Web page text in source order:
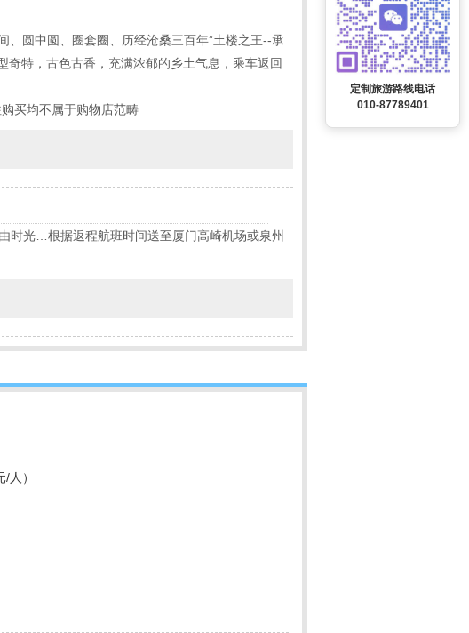
、圆中圆、圈套圈、历经沧桑三百年”土楼之王--承
奇特，古色古香，充满浓郁的乡土气息，乘车返回
买均不属于购物店范畴
时光…根据返程航班时间送至厦门高崎机场或泉州
人）
定制旅游路线电话
010-87789401